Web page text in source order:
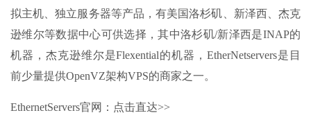
拟主机、独立服务器等产品，有美国洛杉矶、新泽西、杰克
逊维尔等数据中心可供选择，其中洛杉矶/新泽西是INAP的
机器，杰克逊维尔是Flexential的机器，EtherNetservers是目
前少量提供OpenVZ架构VPS的商家之一。
EthernetServers官网：点击直达>>